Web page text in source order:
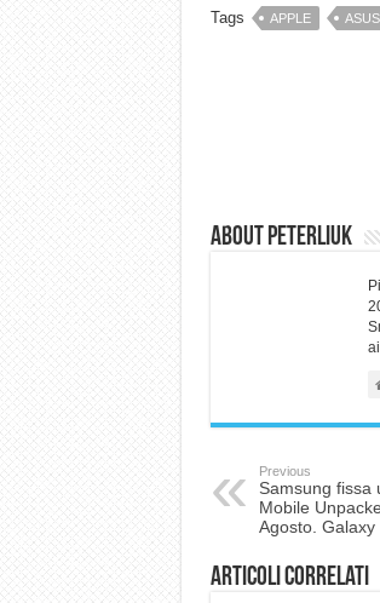
Tags APPLE ASUS
About Peterliuk
Previous
Samsung fissa
Mobile
Agosto.
Articoli correlati